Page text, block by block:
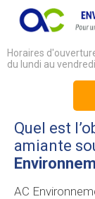
Horaires
du lundi au
Quel est
amiante
AC